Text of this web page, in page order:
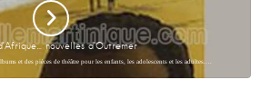
nouvelles d’Outremer
et des pièces de théâtre pour les enfants, les adolescents et les adultes.…